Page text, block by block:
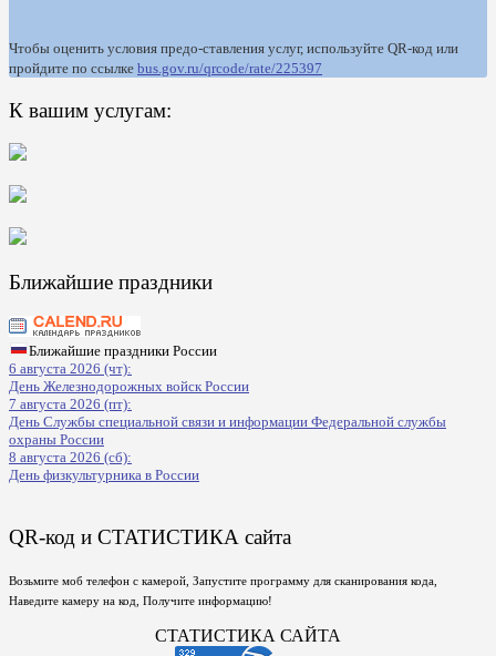
Чтобы оценить условия предо-ставления услуг, используйте QR-код или
пройдите по ссылке bus.gov.ru/qrcode/rate/225397
К вашим услугам:
Ближайшие праздники
Ближайшие праздники России
6 августа 2026 (чт):
День Железнодорожных войск России
7 августа 2026 (пт):
День Службы специальной связи и информации Федеральной службы
охраны России
8 августа 2026 (сб):
День физкультурника в России
QR-код и СТАТИСТИКА сайта
Возьмите моб телефон с камерой, Запустите программу для сканирования кода,
Наведите камеру на код, Получите информацию!
СТАТИСТИКА САЙТА